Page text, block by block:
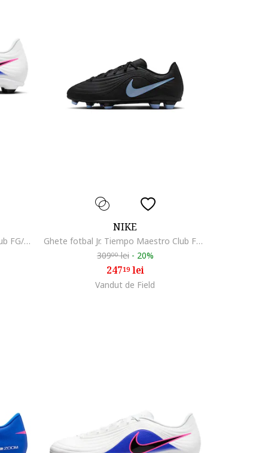
Ghete fotbal Tiempo Maestro Club FG/MG
NIKE
Ghete fotbal Jr. Tiempo Maestro Club FG/MG, piele sintetica, negru, 37.5
30900lei - 20%
24719lei
Vandut de Field